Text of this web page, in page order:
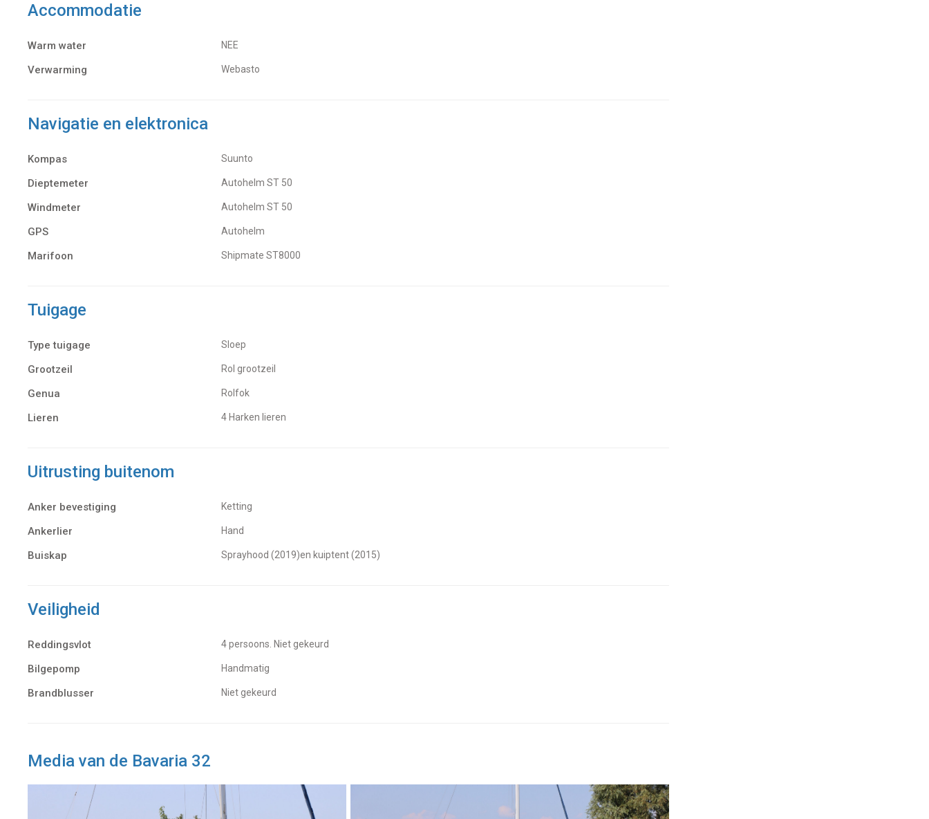
Accommodatie
Warm water NEE
Verwarming Webasto
Navigatie en elektronica
Kompas Suunto
Dieptemeter Autohelm ST 50
Windmeter Autohelm ST 50
GPS Autohelm
Marifoon Shipmate ST8000
Tuigage
Type tuigage Sloep
Grootzeil Rol grootzeil
Genua Rolfok
Lieren 4 Harken lieren
Uitrusting buitenom
Anker bevestiging Ketting
Ankerlier Hand
Buiskap Sprayhood (2019)en kuiptent (2015)
Veiligheid
Reddingsvlot 4 persoons. Niet gekeurd
Bilgepomp Handmatig
Brandblusser Niet gekeurd
Media van de Bavaria 32